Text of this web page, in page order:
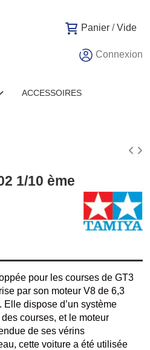
Panier /Vide
Connexion
ACCESSOIRES
1/10 ème
pour les courses de GT3
par son moteur V8 de 6,3
dispose d’un système
courses, et le moteur
de ses vérins
cette voiture a été utilisée